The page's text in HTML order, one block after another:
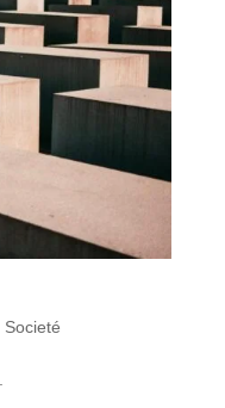
Societé